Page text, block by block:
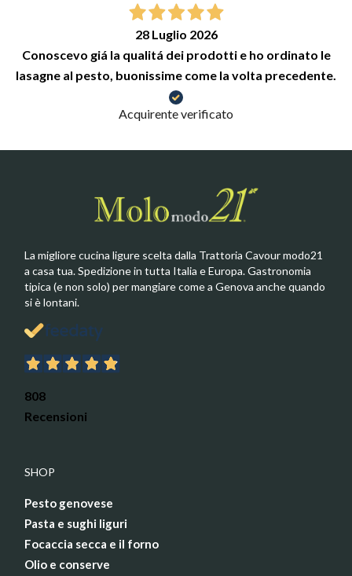
28 Luglio 2026
Conoscevo giá la qualitá dei prodotti e ho ordinato le
lasagne al pesto, buonissime come la volta precedente.
Acquirente verificato
La migliore cucina ligure scelta dalla Trattoria Cavour modo21
a casa tua. Spedizione in tutta Italia e Europa. Gastronomia
tipica (e non solo) per mangiare come a Genova anche quando
si è lontani.
808
Recensioni
SHOP
Pesto genovese
Pasta e sughi liguri
Focaccia secca e il forno
Olio e conserve